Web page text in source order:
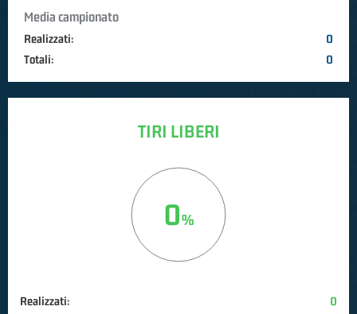
Media campionato
Realizzati:
0
Totali:
0
TIRI LIBERI
0
Realizzati:
0